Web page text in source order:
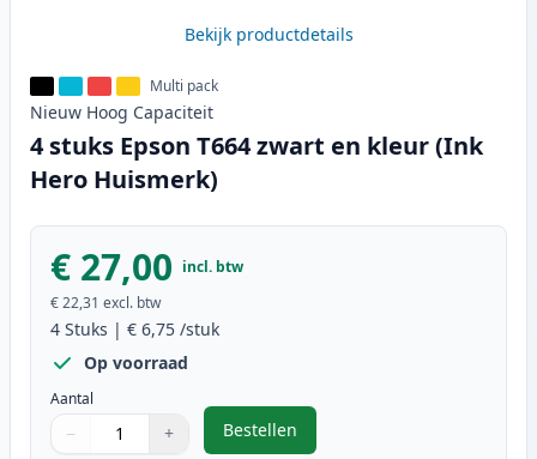
Bekijk productdetails
Multi pack
Nieuw Hoog Capaciteit
4 stuks Epson T664 zwart en kleur (Ink
Hero Huismerk)
€ 27,00 incl. btw
€ 22,31 excl. btw
4 Stuks | € 6,75 /stuk
Op voorraad
Aantal
Gebruik de knoppen om aan te passen
− +
1
Bestellen
,4 stuks Epson T664 zwart en